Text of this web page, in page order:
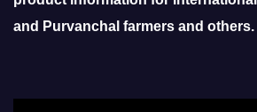
and Purvanchal farmers and others.